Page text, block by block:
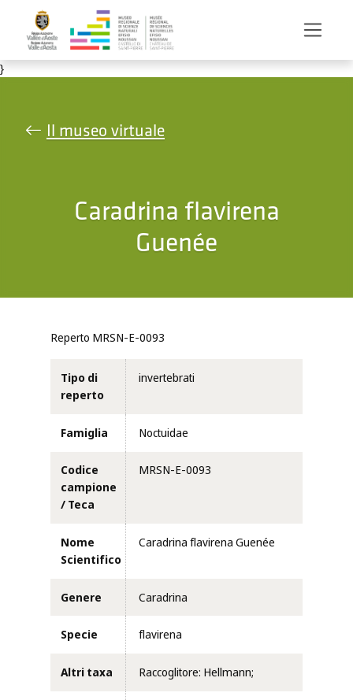
Salta al contenuto principale
}
Il museo virtuale
Caradrina flavirena
Guenée
Reperto MRSN-E-0093
Tipo di
reperto
invertebrati
Famiglia Noctuidae
Codice
campione
/ Teca
MRSN-E-0093
Nome
Scientifico
Caradrina flavirena Guenée
Genere Caradrina
Specie flavirena
Altri taxa Raccoglitore: Hellmann;